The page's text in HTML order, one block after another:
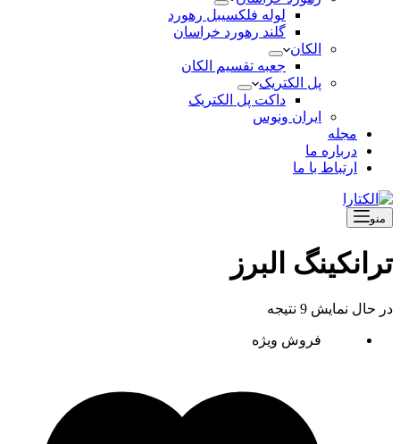
لوله فلکسیبل رهورد
گلند رهورد خراسان
الکان
جعبه تقسیم الکان
پل الکتریک
داکت پل الکتریک
ایران ونوس
مجله
درباره ما
ارتباط با ما
منو
ترانکینگ البرز
در حال نمایش 9 نتیجه
فروش ویژه